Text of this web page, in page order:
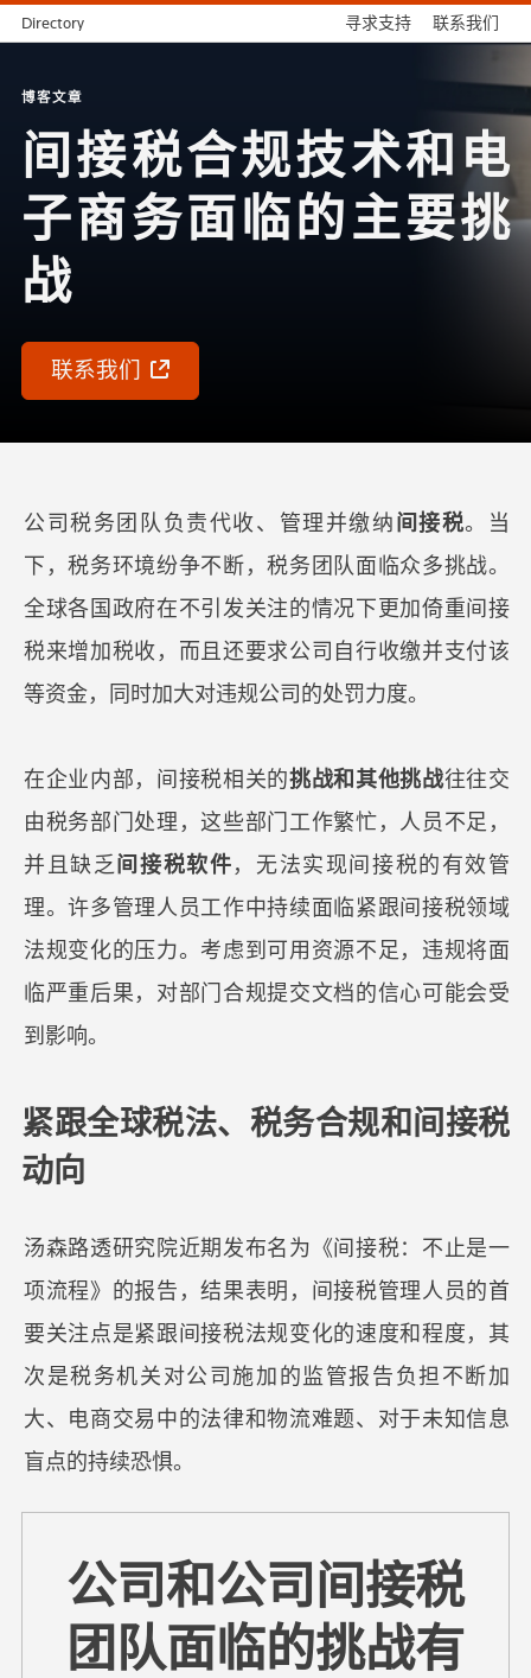
Directory 寻求支持 联系我们
博客文章
间接税合规技术和电
子商务面临的主要挑
战
联系我们
公司税务团队负责代收、管理并缴纳间接税。当
下，税务环境纷争不断，税务团队面临众多挑战。
全球各国政府在不引发关注的情况下更加倚重间接
税来增加税收，而且还要求公司自行收缴并支付该
等资金，同时加大对违规公司的处罚力度。
在企业内部，间接税相关的挑战和其他挑战往往交
由税务部门处理，这些部门工作繁忙，人员不足，
并且缺乏间接税软件，无法实现间接税的有效管
理。许多管理人员工作中持续面临紧跟间接税领域
法规变化的压力。考虑到可用资源不足，违规将面
临严重后果，对部门合规提交文档的信心可能会受
到影响。
紧跟全球税法、税务合规和间接税
动向
汤森路透研究院近期发布名为《间接税：不止是一
项流程》的报告，结果表明，间接税管理人员的首
要关注点是紧跟间接税法规变化的速度和程度，其
次是税务机关对公司施加的监管报告负担不断加
大、电商交易中的法律和物流难题、对于未知信息
盲点的持续恐惧。
公司和公司间接税
团队面临的挑战有